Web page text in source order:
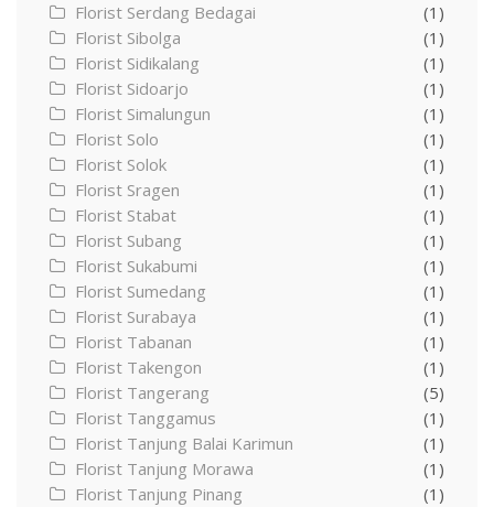
Florist Serdang Bedagai
(1)
Florist Sibolga
(1)
Florist Sidikalang
(1)
Florist Sidoarjo
(1)
Florist Simalungun
(1)
Florist Solo
(1)
Florist Solok
(1)
Florist Sragen
(1)
Florist Stabat
(1)
Florist Subang
(1)
Florist Sukabumi
(1)
Florist Sumedang
(1)
Florist Surabaya
(1)
Florist Tabanan
(1)
Florist Takengon
(1)
Florist Tangerang
(5)
Florist Tanggamus
(1)
Florist Tanjung Balai Karimun
(1)
Florist Tanjung Morawa
(1)
Florist Tanjung Pinang
(1)